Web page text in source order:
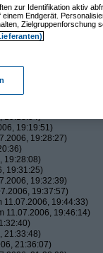
am 11.07.2006,
Nagelfar
19:18:54)
19:19:51)
19:28:27)
19:28:08)
19:31:25)
19:32:39)
19:37:57)
11.07.2006, 19:44:33)
11.07.2006, 19:46:14)
21:33:48)
21:36:07)
zur Identifikation aktiv
einem Endgerät.
Zielgruppenforschung